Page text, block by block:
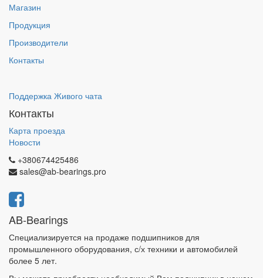
Магазин
Продукция
Производители
Контакты
Поддержка Живого чата
Контакты
Карта проезда
Новости
+380674425486
sales@ab-bearings.pro
AB-Bearings
Специализируется на продаже подшипников для
промышленного оборудования, с/х техники и автомобилей
более 5 лет.